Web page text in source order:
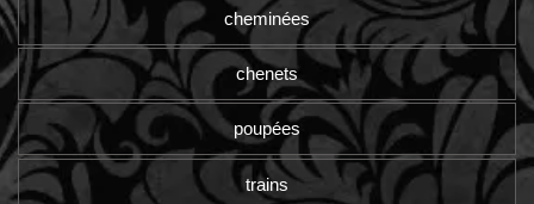
cheminées
chenets
poupées
trains